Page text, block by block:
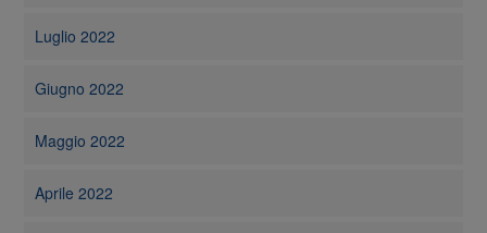
Luglio 2022
Giugno 2022
Maggio 2022
Aprile 2022